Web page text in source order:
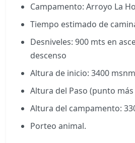
Campamento: Arroyo La
Tiempo estimado de
Desniveles: 900 mts en
descenso
Altura de inicio: 3400
Altura del Paso (punto
Altura del campamento:
Porteo animal.